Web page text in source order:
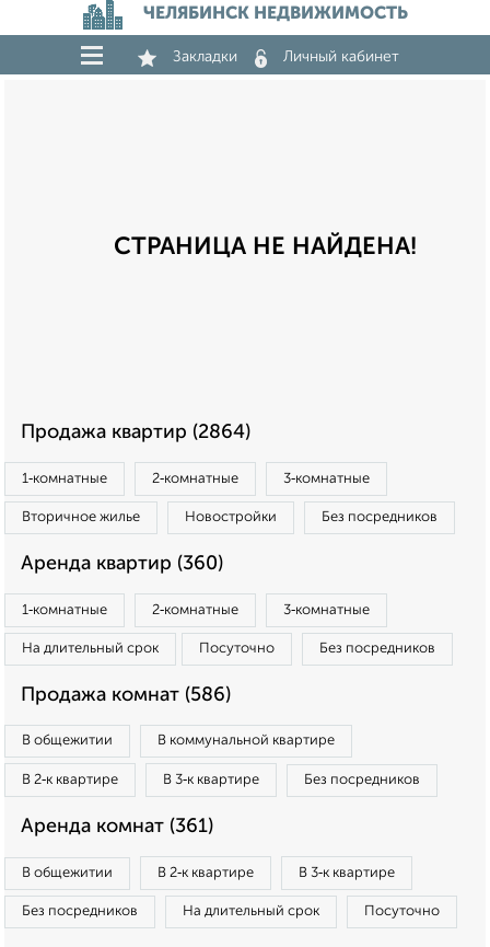
ЧЕЛЯБИНСК НЕДВИЖИМОСТЬ
Закладки Личный кабинет
СТРАНИЦА НЕ НАЙДЕНА!
Продажа квартир (2864)
1‑комнатные 2‑комнатные 3‑комнатные
Вторичное жилье Новостройки Без посредников
Аренда квартир (360)
1‑комнатные 2‑комнатные 3‑комнатные
На длительный срок Посуточно Без посредников
Продажа комнат (586)
В общежитии В коммунальной квартире
В 2‑к квартире В 3‑к квартире Без посредников
Аренда комнат (361)
В общежитии В 2‑к квартире В 3‑к квартире
Без посредников На длительный срок Посуточно